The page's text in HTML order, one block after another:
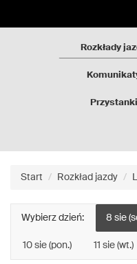
Rozkłady
Przystanki
Start Rozkład jazdy
Wybierz dzień: 8 sie
10 sie (pon.) 11 sie (wt.)